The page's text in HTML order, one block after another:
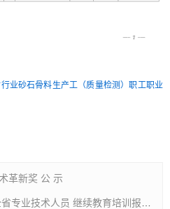
业砂石骨料生产工（质量检测）职工职业
革新奖 公 示